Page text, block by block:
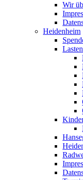
Wir
Heidenheim